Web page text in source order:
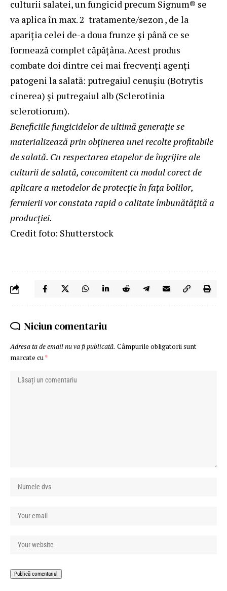
culturii salatei, un fungicid precum Signum® se
va aplica în max. 2 tratamente/sezon , de la
apariția celei de-a doua frunze și până ce se
formează complet căpățâna. Acest produs
combate doi dintre cei mai frecvenți agenți
patogeni la salată: putregaiul cenușiu (Botrytis
cinerea) și putregaiul alb (Sclerotinia
sclerotiorum).
Beneficiile fungicidelor de ultimă generație se
materializează prin obținerea unei recolte profitabile
de salată. Cu respectarea etapelor de îngrijire ale
culturii de salată, concomitent cu modul corect de
aplicare a metodelor de protecție în fața bolilor,
fermierii vor constata rapid o calitate îmbunătățită a
producției.
Credit foto: Shutterstock
Niciun comentariu
Adresa ta de email nu va fi publicată. Câmpurile obligatorii sunt
marcate cu*